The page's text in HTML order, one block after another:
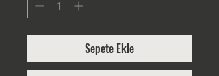
Sepete Ekle